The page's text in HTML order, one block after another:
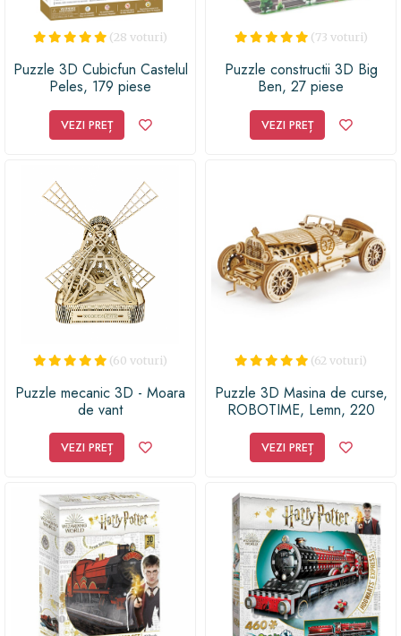
(28 voturi)
Puzzle 3D Cubicfun Castelul
Peles, 179 piese
VEZI PREȚ
(73 voturi)
Puzzle constructii 3D Big
Ben, 27 piese
VEZI PREȚ
(60 voturi)
Puzzle mecanic 3D - Moara
de vant
VEZI PREȚ
(62 voturi)
Puzzle 3D Masina de curse,
ROBOTIME, Lemn, 220
VEZI PREȚ